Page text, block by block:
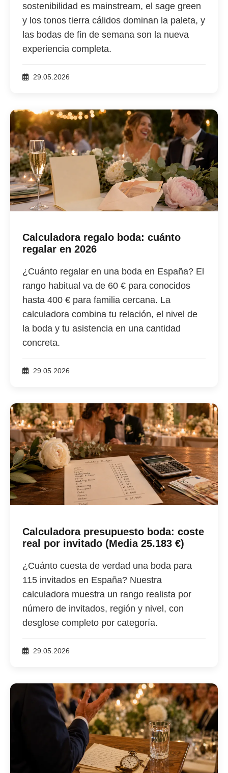
sostenibilidad es mainstream, el sage green
y los tonos tierra cálidos dominan la paleta, y
las bodas de fin de semana son la nueva
experiencia completa.
29.05.2026
Calculadora regalo boda: cuánto
regalar en 2026
¿Cuánto regalar en una boda en España? El
rango habitual va de 60 € para conocidos
hasta 400 € para familia cercana. La
calculadora combina tu relación, el nivel de
la boda y tu asistencia en una cantidad
concreta.
29.05.2026
Calculadora presupuesto boda: coste
real por invitado (Media 25.183 €)
¿Cuánto cuesta de verdad una boda para
115 invitados en España? Nuestra
calculadora muestra un rango realista por
número de invitados, región y nivel, con
desglose completo por categoría.
29.05.2026